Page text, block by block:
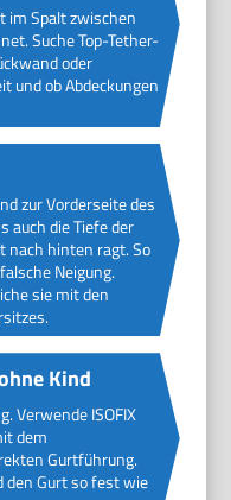
im Spalt zwischen
Suche Top-Tether-
oder
und ob Abdeckungen
zur Vorderseite des
auch die Tiefe der
nach hinten ragt. So
Neigung.
sie mit den
Kind
Verwende ISOFIX
dem
Gurtführung.
den Gurt so fest wie